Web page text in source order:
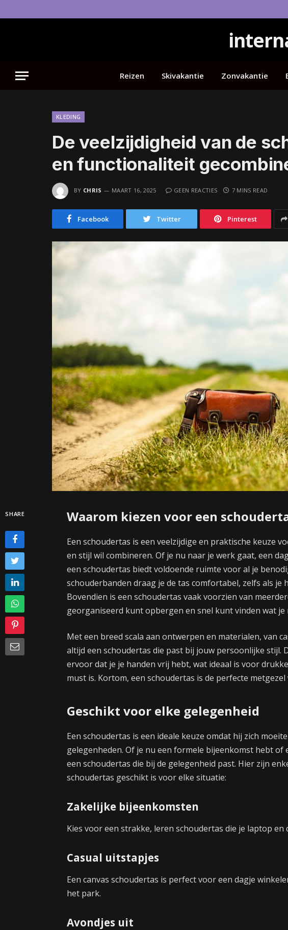
Reizen Skivakantie Zonvakantie
KLEDING
De veelzijdigheid van de
en functionaliteit
BY CHRIS MAART 16, 2025 GEEN REACTIES 7 MINS READ
Facebook Twitter Pinterest
SHARE Waarom kiezen voor een
Een schoudertas is een veelzijdige en praktische keuze
en stijl wil combineren. Of je nu naar je werk gaat, een
een schoudertas biedt voldoende ruimte voor al je
schouderbanden draag je de tas comfortabel, zelfs als je
Bovendien is een schoudertas vaak voorzien van
georganiseerd kunt opbergen en snel kunt vinden wat je
Met een breed scala aan ontwerpen en materialen, van
altijd een schoudertas die past bij jouw persoonlijke stijl.
ervoor dat je je handen vrij hebt, wat ideaal is voor
must is. Kortom, een schoudertas is de perfecte metgezel
Geschikt voor elke gelegenheid
Een schoudertas is een ideale keuze omdat hij zich
gelegenheden. Of je nu een formele bijeenkomst hebt of
een schoudertas die bij de gelegenheid past. Hier zijn
schoudertas geschikt is voor elke situatie:
Zakelijke bijeenkomsten
Kies voor een strakke, leren schoudertas die je laptop
Casual uitstapjes
Een canvas schoudertas is perfect voor een dagje
het park.
Avondjes uit